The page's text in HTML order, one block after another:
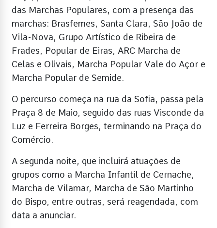
das Marchas Populares, com a presença das
marchas: Brasfemes, Santa Clara, São João de
Vila-Nova, Grupo Artístico de Ribeira de
Frades, Popular de Eiras, ARC Marcha de
Celas e Olivais, Marcha Popular Vale do Açor e
Marcha Popular de Semide.
O percurso começa na rua da Sofia, passa pela
Praça 8 de Maio, seguido das ruas Visconde da
Luz e Ferreira Borges, terminando na Praça do
Comércio.
A segunda noite, que incluirá atuações de
grupos como a Marcha Infantil de Cernache,
Marcha de Vilamar, Marcha de São Martinho
do Bispo, entre outras, será reagendada, com
data a anunciar.